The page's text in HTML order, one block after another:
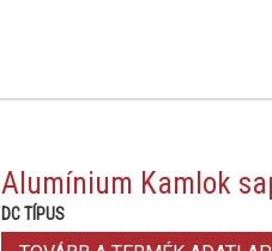
Alumínium Kamlok
DC TÍPUS